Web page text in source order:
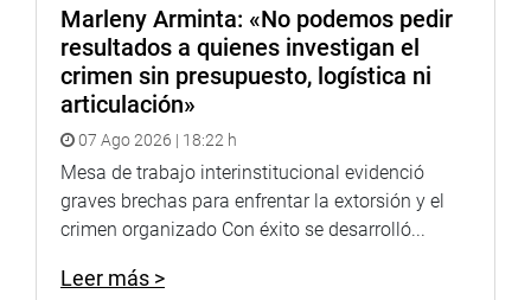
Marleny Arminta: «No podemos pedir
resultados a quienes investigan el
crimen sin presupuesto, logística ni
articulación»
07 Ago 2026 | 18:22 h
Mesa de trabajo interinstitucional evidenció
graves brechas para enfrentar la extorsión y el
crimen organizado Con éxito se desarrolló...
Leer más >